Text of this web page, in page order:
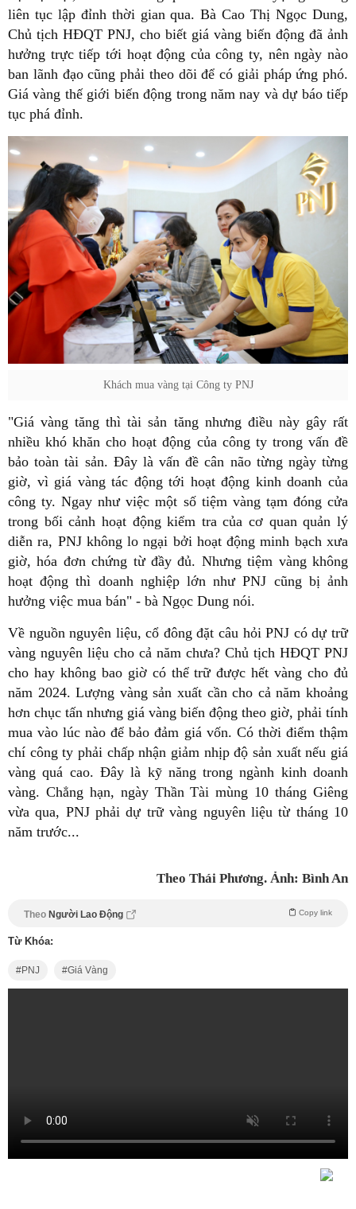
liên tục lập đỉnh thời gian qua. Bà Cao Thị Ngọc Dung,
Chủ tịch HĐQT PNJ, cho biết giá vàng biến động đã ảnh
hưởng trực tiếp tới hoạt động của công ty, nên ngày nào
ban lãnh đạo cũng phải theo dõi để có giải pháp ứng phó.
Giá vàng thế giới biến động trong năm nay và dự báo tiếp
tục phá đỉnh.
Khách mua vàng tại Công ty PNJ
"Giá vàng tăng thì tài sản tăng nhưng điều này gây rất
nhiều khó khăn cho hoạt động của công ty trong vấn đề
bảo toàn tài sản. Đây là vấn đề cân não từng ngày từng
giờ, vì giá vàng tác động tới hoạt động kinh doanh của
công ty. Ngay như việc một số tiệm vàng tạm đóng cửa
trong bối cảnh hoạt động kiểm tra của cơ quan quản lý
diễn ra, PNJ không lo ngại bởi hoạt động minh bạch xưa
giờ, hóa đơn chứng từ đầy đủ. Nhưng tiệm vàng không
hoạt động thì doanh nghiệp lớn như PNJ cũng bị ảnh
hưởng việc mua bán" - bà Ngọc Dung nói.
Về nguồn nguyên liệu, cổ đông đặt câu hỏi PNJ có dự trữ
vàng nguyên liệu cho cả năm chưa? Chủ tịch HĐQT PNJ
cho hay không bao giờ có thể trữ được hết vàng cho đủ
năm 2024. Lượng vàng sản xuất cần cho cả năm khoảng
hơn chục tấn nhưng giá vàng biến động theo giờ, phải tính
mua vào lúc nào để bảo đảm giá vốn. Có thời điểm thậm
chí công ty phải chấp nhận giảm nhịp độ sản xuất nếu giá
vàng quá cao. Đây là kỹ năng trong ngành kinh doanh
vàng. Chẳng hạn, ngày Thần Tài mùng 10 tháng Giêng
vừa qua, PNJ phải dự trữ vàng nguyên liệu từ tháng 10
năm trước...
Theo Thái Phương. Ảnh: Bình An
Theo Người Lao Động Copy link
Từ Khóa:
PNJ Giá Vàng